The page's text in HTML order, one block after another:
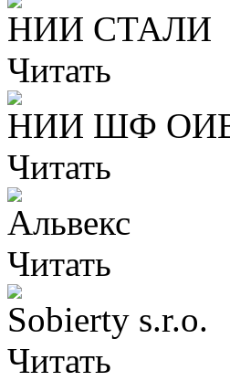
НИИ СТАЛИ
Читать
НИИ ШФ
Читать
Альвекс
Читать
Sobierty s.r.o.
Читать